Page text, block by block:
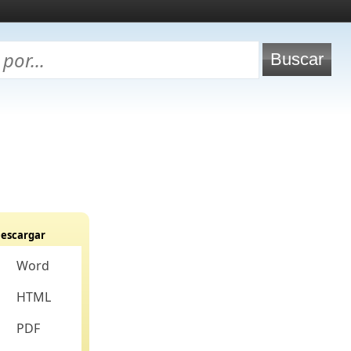
Word
HTML
PDF